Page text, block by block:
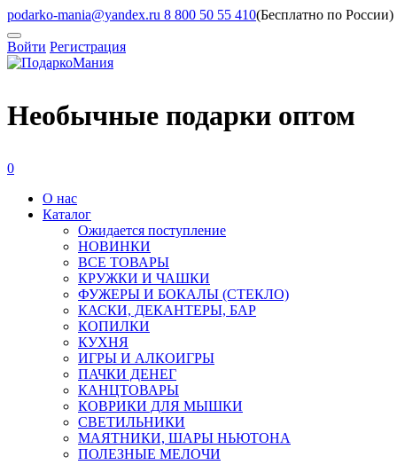
podarko-mania@yandex.ru 8 800 50 55 410(Бесплатно по России)
Войти Регистрация
Необычные подарки оптом
0
О нас
Каталог
Ожидается поступление
HОВИНКИ
ВСЕ ТОВАРЫ
КРУЖКИ И ЧАШКИ
ФУЖЕРЫ И БОКАЛЫ (СТЕКЛО)
КАСКИ, ДЕКАНТЕРЫ, БАР
КОПИЛКИ
КУХНЯ
ИГРЫ И АЛКОИГРЫ
ПАЧКИ ДЕНЕГ
КАНЦТОВАРЫ
КОВРИКИ ДЛЯ МЫШКИ
СВЕТИЛЬНИКИ
МАЯТНИКИ, ШАРЫ НЬЮТОНА
ПОЛЕЗНЫЕ МЕЛОЧИ